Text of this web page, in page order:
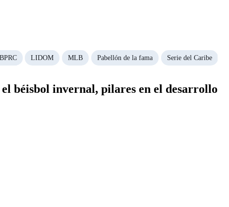
LIDOM MLB Pabellón de la fama Serie del Caribe
béisbol invernal, pilares en el desarrollo